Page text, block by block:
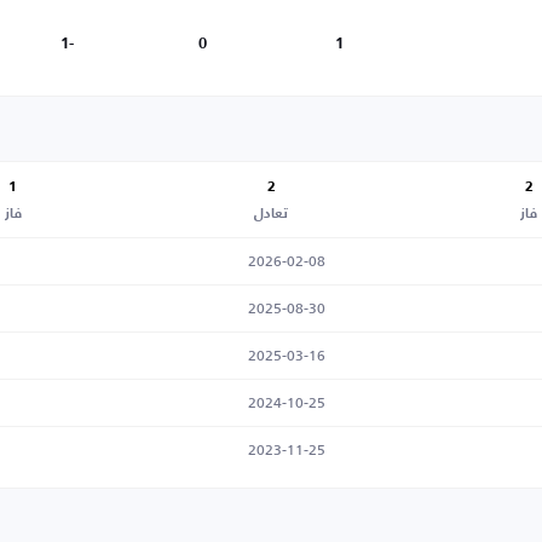
1
0
-1
2
فاز
2
تعادل
1
فاز
2026-02-08
2025-08-30
2025-03-16
2024-10-25
2023-11-25